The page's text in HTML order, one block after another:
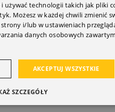
używać technologii takich jak pliki
Możesz w każdej chwili zmienić
i/lub w ustawieniach
danych osobowych
AKCEPTUJ WSZYSTKIE
SZCZEGÓŁY